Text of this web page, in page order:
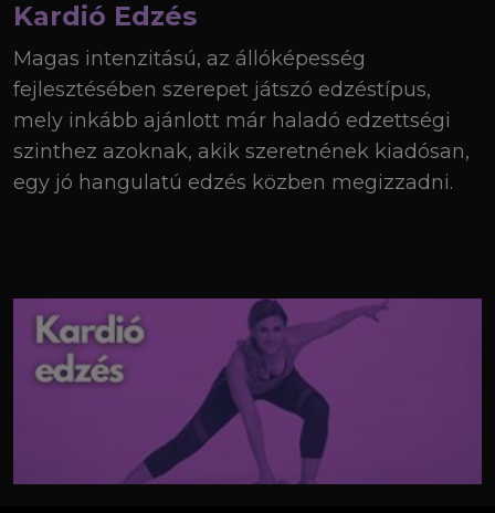
Kardió Edzés
Magas intenzitású, az állóképesség
fejlesztésében szerepet játszó edzéstípus,
mely inkább ajánlott már haladó edzettségi
szinthez azoknak, akik szeretnének kiadósan,
egy jó hangulatú edzés közben megizzadni.